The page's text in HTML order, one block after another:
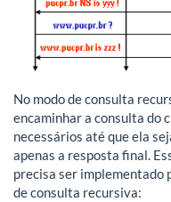
No modo de consulta
encaminhar a consulta do
necessários até que ela
apenas a resposta final.
precisa ser implementado
de consulta recursiva: